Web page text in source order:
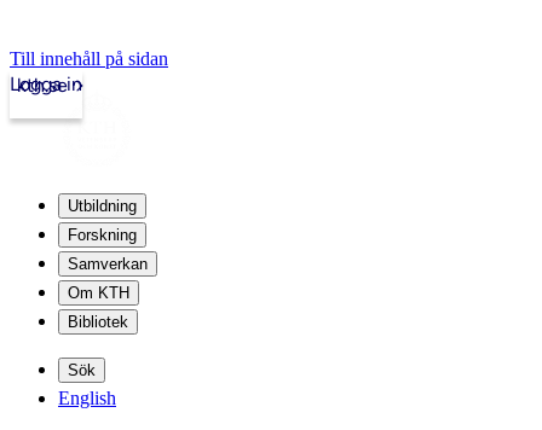
Till innehåll på sidan
kth.se
Logga in
Utbildning
Forskning
Samverkan
Om KTH
Bibliotek
Sök
English